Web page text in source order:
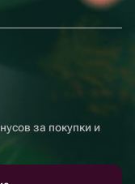
за покупки и